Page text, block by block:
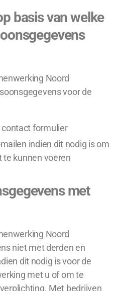
basis van welke
Noord
voor de
formulier
indien dit nodig is om
te kunnen voeren
met
Noord
niet met derden en
dit nodig is voor de
met u of om te
Met bedrijven